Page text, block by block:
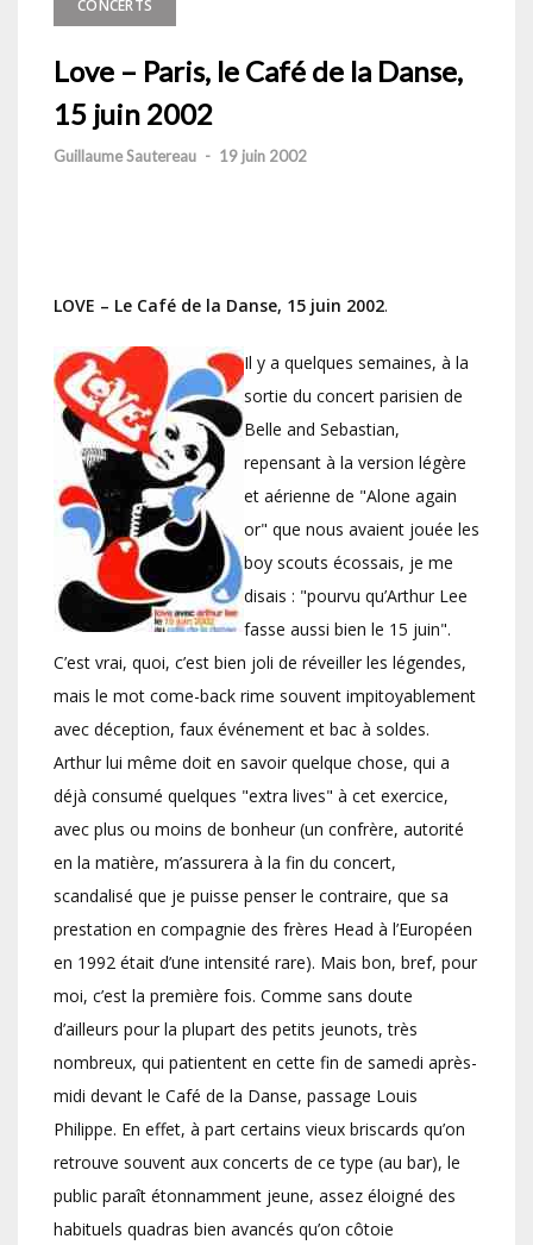
CONCERTS
Love – Paris, le Café de la Danse,
15 juin 2002
Guillaume Sautereau - 19 juin 2002
LOVE – Le Café de la Danse, 15 juin 2002.
Il y a quelques semaines, à la
sortie du concert parisien de
Belle and Sebastian,
repensant à la version légère
et aérienne de "Alone again
or" que nous avaient jouée les
boy scouts écossais, je me
disais : "pourvu qu’Arthur Lee
fasse aussi bien le 15 juin".
C’est vrai, quoi, c’est bien joli de réveiller les légendes,
mais le mot come-back rime souvent impitoyablement
avec déception, faux événement et bac à soldes.
Arthur lui même doit en savoir quelque chose, qui a
déjà consumé quelques "extra lives" à cet exercice,
avec plus ou moins de bonheur (un confrère, autorité
en la matière, m’assurera à la fin du concert,
scandalisé que je puisse penser le contraire, que sa
prestation en compagnie des frères Head à l’Européen
en 1992 était d’une intensité rare). Mais bon, bref, pour
moi, c’est la première fois. Comme sans doute
d’ailleurs pour la plupart des petits jeunots, très
nombreux, qui patientent en cette fin de samedi après-
midi devant le Café de la Danse, passage Louis
Philippe. En effet, à part certains vieux briscards qu’on
retrouve souvent aux concerts de ce type (au bar), le
public paraît étonnamment jeune, assez éloigné des
habituels quadras bien avancés qu’on côtoie